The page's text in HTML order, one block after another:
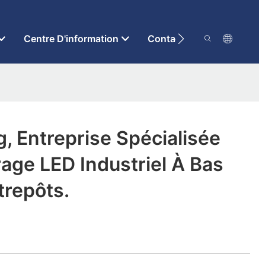
Centre D'information Contactez-Nous
Entreprise Spécialisée
LED Industriel À Bas